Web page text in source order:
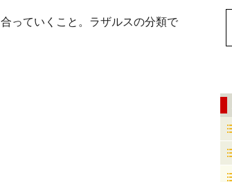
っていくこと。ラザルスの分類で